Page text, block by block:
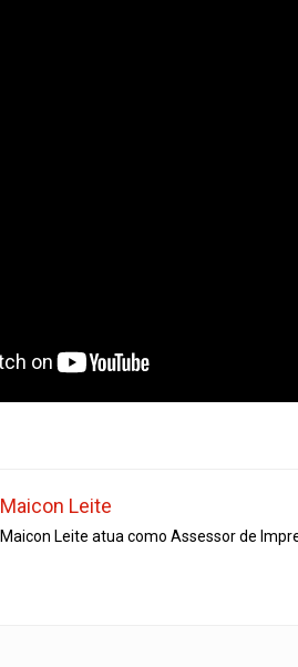
Maicon Leite
Maicon Leite atua como Assessor de